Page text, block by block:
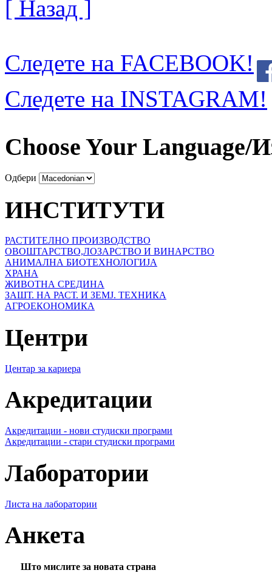
[ Назад ]
Следете на FACEBOOK!
Следете на INSTAGRAM!
Choose Your Language/
Одбери
ИНСТИТУТИ
РАСТИТЕЛНО ПРОИЗВОДСТВО
ОВОШТАРСТВО,ЛОЗАРСТВО И ВИНАРСТВО
АНИМАЛНА БИОТЕХНОЛОГИЈА
ХРАНА
ЖИВОТНА СРЕДИНА
ЗАШТ. НА РАСТ. И ЗЕМЈ. ТЕХНИКА
АГРОЕКОНОМИКА
Центри
Центар за кариера
Акредитации
Акредитации - нови студиски програми
Акредитации - стари студиски програми
Лаборатории
Листа на лаборатории
Анкета
Што мислите за новата страна